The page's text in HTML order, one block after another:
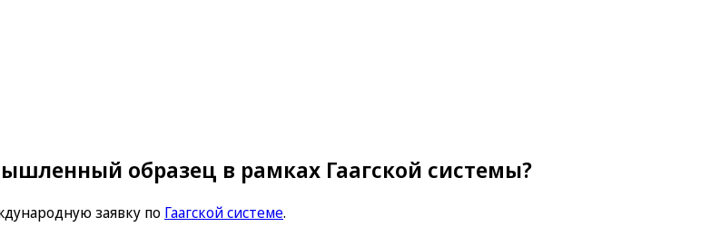
образец в рамках Гаагской системы?
заявку по Гаагской системе.